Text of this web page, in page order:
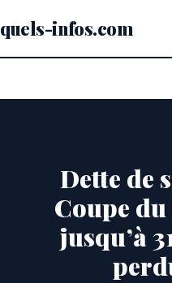
au
contenu
quels-infos.com
Dette de
Coupe
jusqu’à